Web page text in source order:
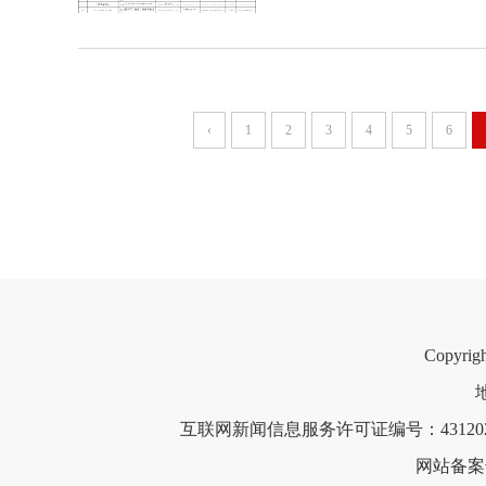
‹ 1 2 3 4 5 6
互联网新闻信息服务许可证编号：
网站备